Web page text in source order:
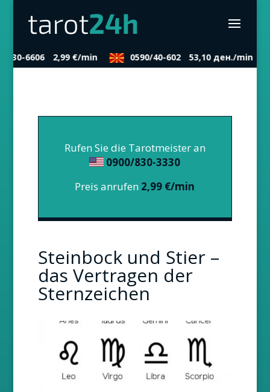
830-6606 2,99 €/min 0590/40-602 53,10 ден./min
Rufen Sie die Tarotmeister an
0900/830-3330
Preis anrufen 2,99 €/min
Steinbock und Stier –
das Vertragen der
Sternzeichen